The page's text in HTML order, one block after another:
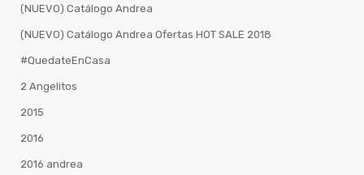
(NUEVO) Catálogo Andrea
(NUEVO) Catálogo Andrea Ofertas HOT SALE 2018
#QuedateEnCasa
2 Angelitos
2015
2016
2016 andrea